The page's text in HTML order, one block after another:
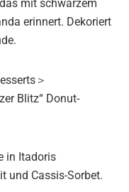
mit schwarzem
erinnert. Dekoriert
＞
Blitz“ Donut-
in Itadoris
und Cassis-Sorbet.